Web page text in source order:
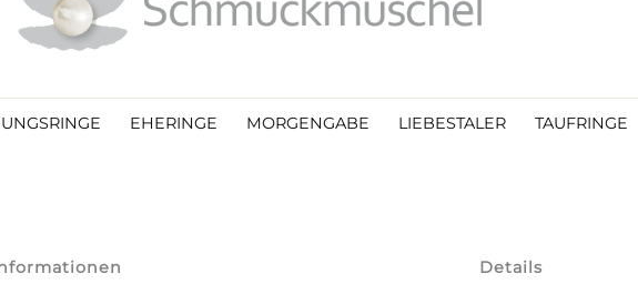
EHERINGE MORGENGABE LIEBESTALER TAUFRINGE
Details